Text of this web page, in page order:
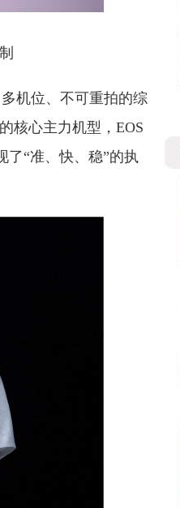
机位、不可重拍的综
核心主力机型，EOS
了“准、快、稳”的执